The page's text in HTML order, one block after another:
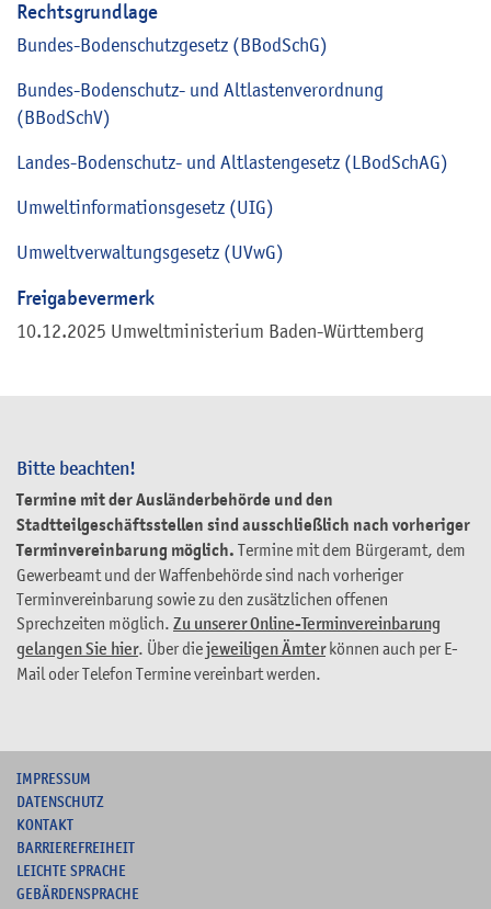
Bitte beachten!
Termine mit der Ausländerbehörde und den
Stadtteilgeschäftsstellen sind ausschließlich nach vorheriger
Terminvereinbarung möglich. Termine mit dem Bürgeramt, dem
Gewerbeamt und der Waffenbehörde sind nach vorheriger
Terminvereinbarung sowie zu den zusätzlichen offenen
Sprechzeiten möglich. Zu unserer Online-Terminvereinbarung
gelangen Sie hier. Über diejeweiligen Ämterkönnen auch per E-
Mail oder Telefon Termine vereinbart werden.
Rechtsgrundlage
Bundes-Bodenschutzgesetz (BBodSchG)
Bundes-Bodenschutz- und Altlastenverordnung
(BBodSchV)
Landes-Bodenschutz- und Altlastengesetz (LBodSchAG)
Umweltinformationsgesetz (UIG)
Umweltverwaltungsgesetz (UVwG)
Freigabevermerk
10.12.2025 Umweltministerium Baden-Württemberg
IMPRESSUM
DATENSCHUTZ
KONTAKT
BARRIEREFREIHEIT
LEICHTE SPRACHE
GEBÄRDENSPRACHE